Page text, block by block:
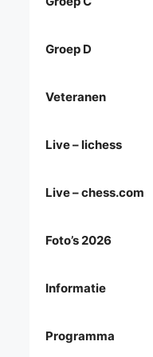
Groep D
Veteranen
Live – lichess
Live – chess.com
Foto’s 2026
Informatie
Programma